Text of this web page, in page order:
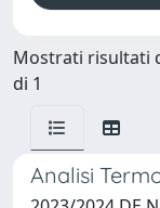
Mostrati risultati
di 1
Analisi